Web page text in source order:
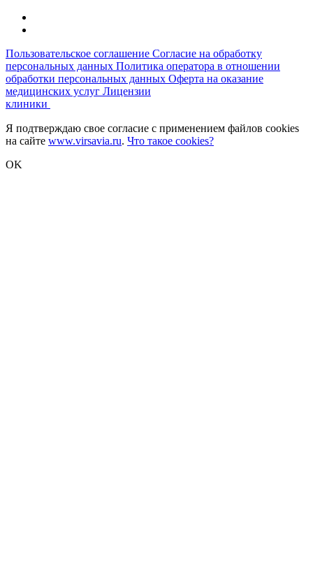
Пользовательское соглашение Согласие на обработку
персональных данных Политика оператора в отношении
обработки персональных данных Оферта на оказание
медицинских услуг Лицензии
клиники
Я подтверждаю свое согласие с применением файлов cookies
на сайте www.virsavia.ru. Что такое cookies?
OK